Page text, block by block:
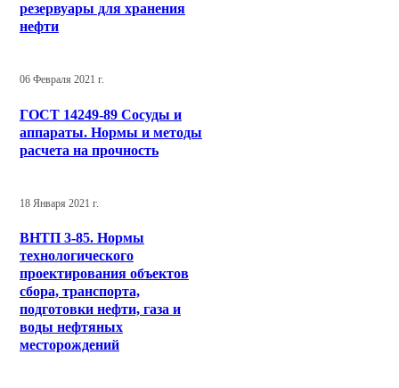
резервуары для хранения
нефти
06 Февраля 2021 г.
ГОСТ 14249-89 Сосуды и
аппараты. Нормы и методы
расчета на прочность
18 Января 2021 г.
ВНТП 3-85. Нормы
технологического
проектирования объектов
сбора, транспорта,
подготовки нефти, газа и
воды нефтяных
месторождений